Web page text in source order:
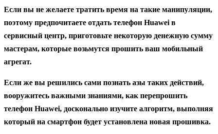
Если вы не желаете тратить время на такие манипуляции,
поэтому предпочитаете отдать телефон Huawei в
сервисный центр, приготовьте некоторую денежную сумму
мастерам, которые возьмутся прошить ваш мобильный
агрегат.
Если же вы решились сами познать азы таких действий,
вооружитесь важными знаниями, как перепрошить
телефон Huawei, досконально изучите алгоритм, выполняя
который на смартфон будет установлена новая прошивка.